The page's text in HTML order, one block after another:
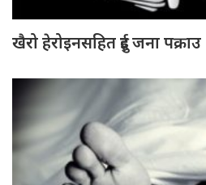
खैरो हेरोइनसहित दुई जना पक्राउ